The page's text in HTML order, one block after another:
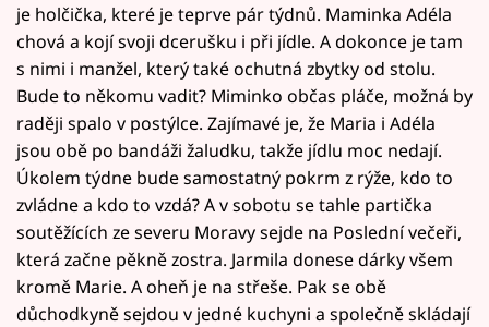
je holčička, které je teprve pár týdnů. Maminka Adéla
chová a kojí svoji dcerušku i při jídle. A dokonce je tam
s nimi i manžel, který také ochutná zbytky od stolu.
Bude to někomu vadit? Miminko občas pláče, možná by
raději spalo v postýlce. Zajímavé je, že Maria i Adéla
jsou obě po bandáži žaludku, takže jídlu moc nedají.
Úkolem týdne bude samostatný pokrm z rýže, kdo to
zvládne a kdo to vzdá? A v sobotu se tahle partička
soutěžících ze severu Moravy sejde na Poslední večeři,
která začne pěkně zostra. Jarmila donese dárky všem
kromě Marie. A oheň je na střeše. Pak se obě
důchodkyně sejdou v jedné kuchyni a společně skládají